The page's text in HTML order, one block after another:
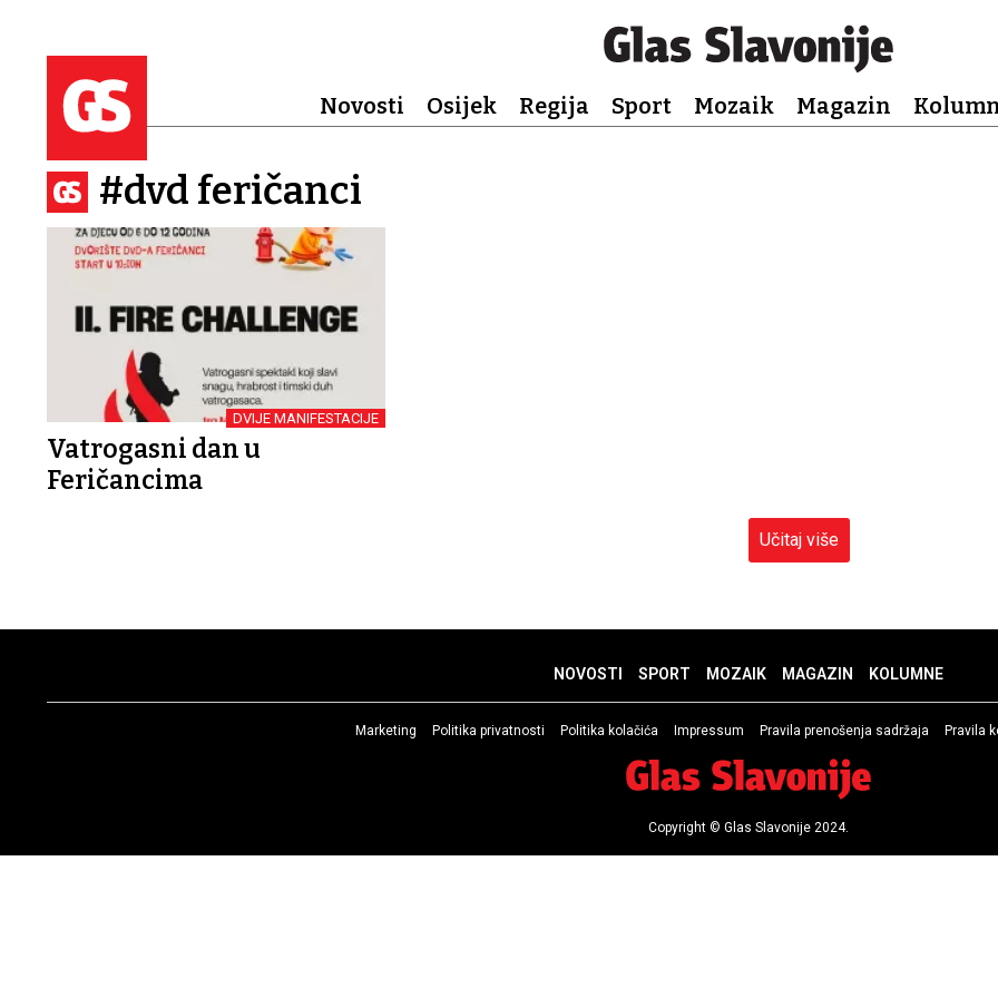
Novosti Osijek Regija Sport Mozaik Magazin
#dvd feričanci
DVIJE MANIFESTACIJE
Vatrogasni dan u
Feričancima
Učitaj više
NOVOSTI SPORT MOZAIK MAGAZIN KOLUMNE
Marketing Politika privatnosti Politika kolačića Impressum Pravila prenošenja sadržaja Pravila
Copyright © Glas Slavonije 2024.